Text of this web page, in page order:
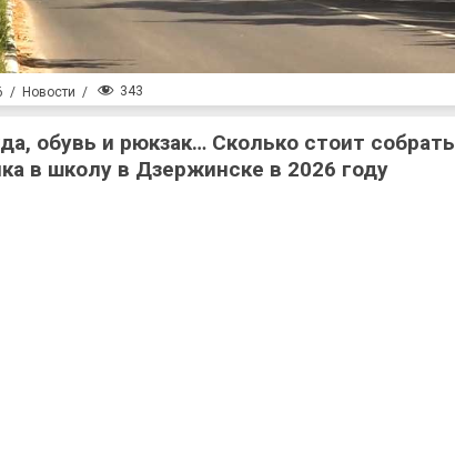
/ Новости / 343
обувь и рюкзак… Сколько стоит собрать
в школу в Дзержинске в 2026 году